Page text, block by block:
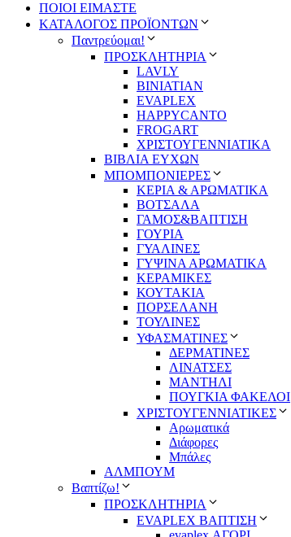
ΠΟΙΟΙ ΕΙΜΑΣΤΕ
ΚΑΤΑΛΟΓΟΣ ΠΡΟΪΟΝΤΩΝ
Παντρεύομαι!
ΠΡΟΣΚΛΗΤΗΡΙΑ
LAVLY
BINIATIAN
EVAPLEX
HAPPYCANTO
FROGART
ΧΡΙΣΤΟΥΓΕΝΝΙΑΤΙΚΑ
ΒΙΒΛΙΑ ΕΥΧΩΝ
ΜΠΟΜΠΟΝΙΕΡΕΣ
ΚΕΡΙΑ & ΑΡΩΜΑΤΙΚΑ
ΒΟΤΣΑΛΑ
ΓΑΜΟΣ&ΒΑΠΤΙΣΗ
ΓΟΥΡΙΑ
ΓΥΑΛΙΝΕΣ
ΓΥΨΙΝΑ ΑΡΩΜΑΤΙΚΑ
ΚΕΡΑΜΙΚΕΣ
ΚΟΥΤΑΚΙΑ
ΠΟΡΣΕΛΑΝΗ
ΤΟΥΛΙΝΕΣ
ΥΦΑΣΜΑΤΙΝΕΣ
ΔΕΡΜΑΤΙΝΕΣ
ΛΙΝΑΤΣΕΣ
ΜΑΝΤΗΛΙ
ΠΟΥΓΚΙΑ ΦΑΚΕΛΟΙ
ΧΡΙΣΤΟΥΓΕΝΝΙΑΤΙΚΕΣ
Αρωματικά
Διάφορες
Μπάλες
ΑΛΜΠΟΥΜ
Βαπτίζω!
ΠΡΟΣΚΛΗΤΗΡΙΑ
EVAPLEX ΒΑΠΤΙΣΗ